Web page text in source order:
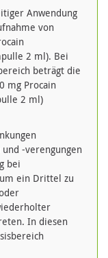
Anwendung
von
2 ml). Bei
beträgt die
mg Procain
2 ml)
-verengungen
bei
ein Drittel zu
In diesen